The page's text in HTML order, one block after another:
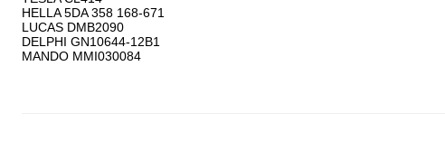
HELLA 5DA 358 168-671
LUCAS DMB2090
DELPHI GN10644-12B1